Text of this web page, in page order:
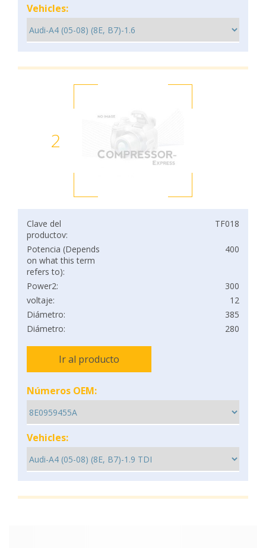
Vehicles:
2
Clave del
productov:
TF018
Potencia (Depends
on what this term
refers to):
400
Power2:
300
voltaje:
12
Diámetro:
385
Diámetro:
280
Ir al producto
Números OEM:
Vehicles: